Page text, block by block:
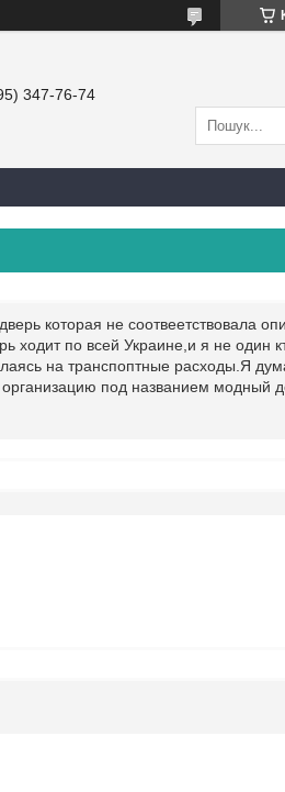
347-76-74
которая не соотвеетствовала
ходит по всей Украине,и я не один
на транспоптные расходы.Я
под названием модный